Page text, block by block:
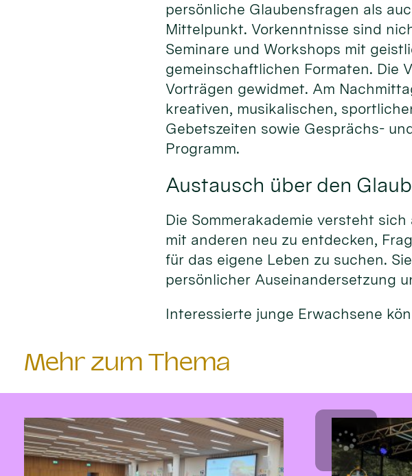
persönliche Glaubensfragen als
Mittelpunkt. Vorkenntnisse sind
Seminare und Workshops mit
gemeinschaftlichen Formaten. Die
Vorträgen gewidmet. Am
kreativen, musikalischen,
Gebetszeiten sowie Gesprächs-
Programm.
Austausch über den
Die Sommerakademie versteht
mit anderen neu zu entdecken,
für das eigene Leben zu suchen.
persönlicher Auseinandersetzung
Interessierte junge Erwachsene
Mehr zum Thema